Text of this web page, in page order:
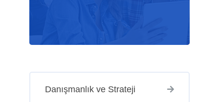
Danışmanlık ve Strateji